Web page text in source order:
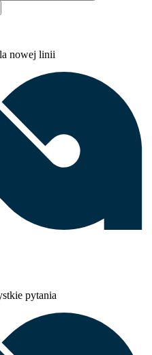
nowej linii
pytania